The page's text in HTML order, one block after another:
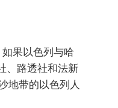
果以色列与哈
、路透社和法新
地带的以色列人